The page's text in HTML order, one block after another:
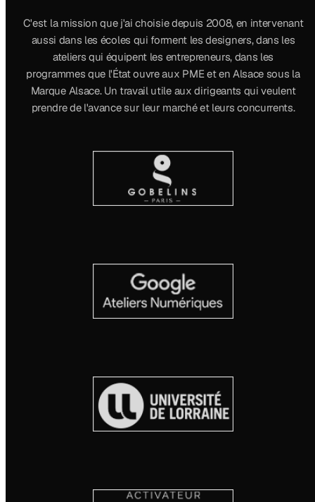
C'est la mission que j'ai choisie depuis 2008, en intervenant
aussi dans les écoles qui forment les designers, dans les
ateliers qui équipent les entrepreneurs, dans les
programmes que l'État ouvre aux PME et en Alsace sous la
Marque Alsace. Un travail utile aux dirigeants qui veulent
prendre de l'avance sur leur marché et leurs concurrents.